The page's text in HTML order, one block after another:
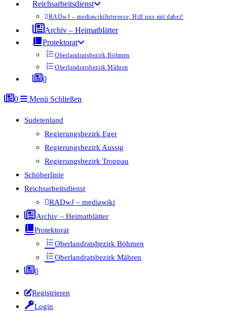
Reichsarbeitsdienst
RADwJ – mediawikiInteresse, Hilf uns mit dabei!
Archiv – Heimatblätter
Protektorat
Oberlandratsbezirk Böhmen
Oberlandratsbezirk Mähren
0
0 Menü Schließen
Sudetenland
Regierungsbezirk Eger
Regierungsbezirk Aussig
Regierungsbezirk Troppau
Schöberlinie
Reichsarbeitsdienst
RADwJ – mediawiki
Archiv – Heimatblätter
Protektorat
Oberlandratsbezirk Böhmen
Oberlandratsbezirk Mähren
0
Registrieren
Login